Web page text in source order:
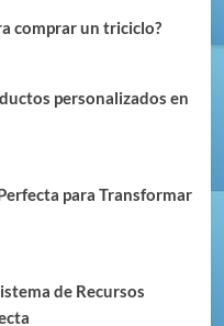
comprar un triciclo?
personalizados en
para Transformar
de Recursos